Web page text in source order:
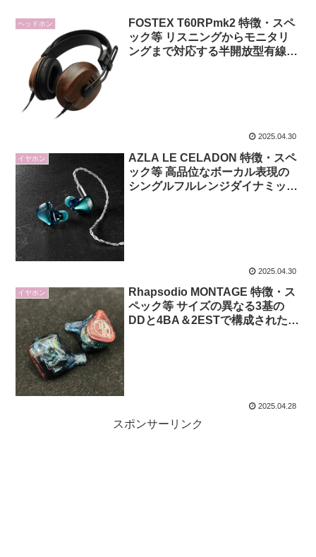
ヘッドホン
FOSTEX T60RPmk2 特徴・スペ
ック等 リスニングからモニタリ
ングまで対応する半開放型有線ヘ
2025.04.30
イヤホン
AZLA LE CELADON 特徴・スペ
ック等 高品位なボーカル表現の
シングルフルレンジダイナミック
2025.04.30
イヤホン
Rhapsodio MONTAGE 特徴・ス
ペック等 サイズの異なる3基の
DDと4BA＆2ESTで構成されたハ
2025.04.28
スポンサーリンク